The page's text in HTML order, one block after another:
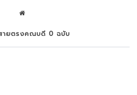
ายตรงคณบดี 0 ฉบับ